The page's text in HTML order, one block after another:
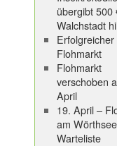
übergibt 500
Walchstadt
Erfolgreicher
Flohmarkt
Flohmarkt
verschoben
April
19. April –
am
Warteliste